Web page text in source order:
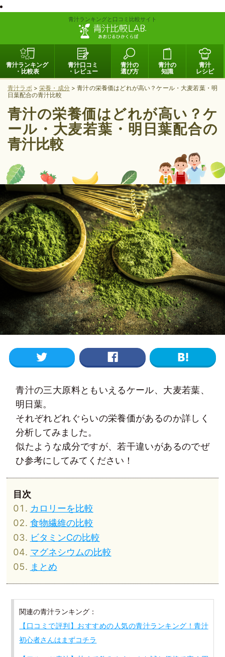
青汁ランキングと口コミ比較サイト
青汁ランキング
・比較表
青汁口コミ
・レビュー
青汁の
選び方
青汁の
知識
青汁
レシピ
青汁ラボ >栄養・成分>青汁の栄養価はどれが高い？ケール・大麦若葉・明
日葉配合の青汁比較
青汁の栄養価はどれが高い？ケ
ール・大麦若葉・明日葉配合の
青汁比較
青汁の三大原料ともいえるケール、大麦若葉、
明日葉。
それぞれどれぐらいの栄養価があるのか詳しく
分析してみました。
似たような成分ですが、若干違いがあるのでぜ
ひ参考にしてみてください！
カロリーを比較
食物繊維の比較
ビタミンCの比較
マグネシウムの比較
まとめ
関連の青汁ランキング：
【口コミで評判】おすすめの人気の青汁ランキング！青汁
初心者さんはまずコチラ